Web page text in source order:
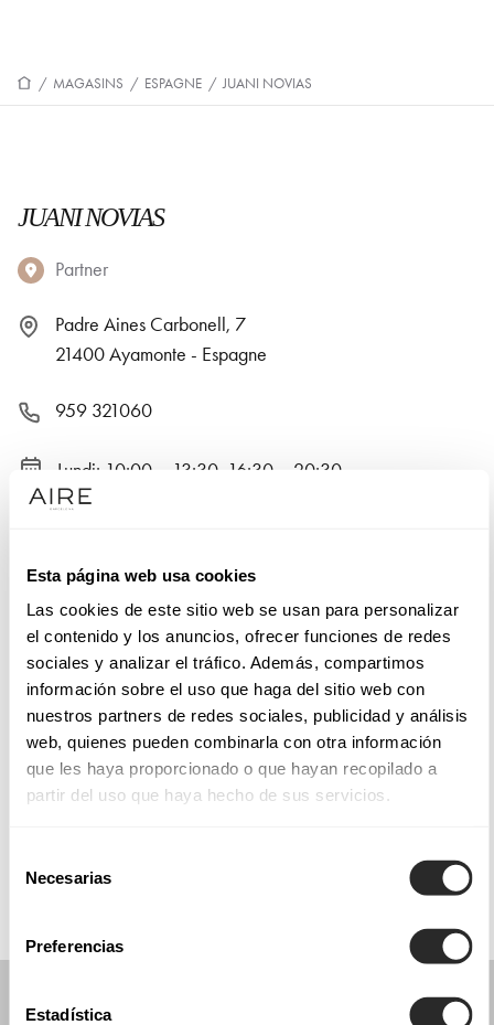
Esta página web usa cookies
Las cookies de este sitio web se usan para personalizar
el contenido y los anuncios, ofrecer funciones de redes
sociales y analizar el tráfico. Además, compartimos
información sobre el uso que haga del sitio web con
nuestros partners de redes sociales, publicidad y análisis
web, quienes pueden combinarla con otra información
que les haya proporcionado o que hayan recopilado a
partir del uso que haya hecho de sus servicios.
Necesarias
Preferencias
Estadística
/ MAGASINS / ESPAGNE / JUANI NOVIAS
JUANI NOVIAS
Partner
Padre Aines Carbonell, 7
21400 Ayamonte - Espagne
959 321060
Lundi: 10:00 – 13:30, 16:30 – 20:30
Mardi: 10:00 – 13:30, 16:30 – 20:30
Vendredi: 10:00 – 13:30, 16:30 – 20:30
Samedi: 10:30 – 13:30
Dimanche: Fermé
PRENEZ RENDEZ-VOUS
COLLECTIONS